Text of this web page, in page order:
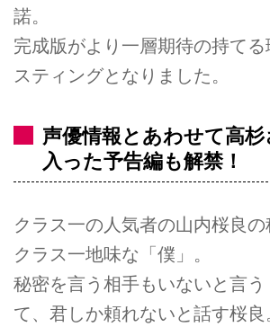
諾。
完成版がより一層期待の持てる
スティングとなりました。
声優情報とあわせて高
入った予告編も解禁！
クラス一の人気者の山内桜良
クラス一地味な「僕」。
秘密を言う相手もいないと言う
て、君しか頼れないと話す桜良